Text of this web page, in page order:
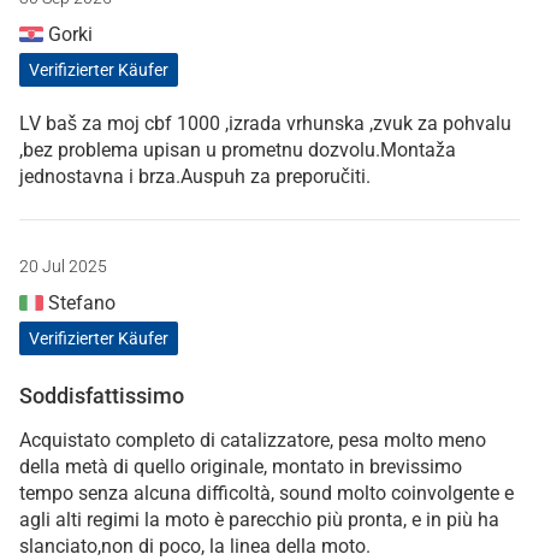
Gorki
Verifizierter Käufer
LV baš za moj cbf 1000 ,izrada vrhunska ,zvuk za pohvalu
,bez problema upisan u prometnu dozvolu.Montaža
jednostavna i brza.Auspuh za preporučiti.
20 Jul 2025
Stefano
Verifizierter Käufer
Soddisfattissimo
Acquistato completo di catalizzatore, pesa molto meno
della metà di quello originale, montato in brevissimo
tempo senza alcuna difficoltà, sound molto coinvolgente e
agli alti regimi la moto è parecchio più pronta, e in più ha
slanciato,non di poco, la linea della moto.